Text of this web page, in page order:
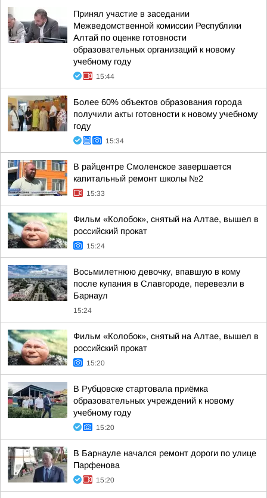
Принял участие в заседании
Межведомственной комиссии Республики
Алтай по оценке готовности
образовательных организаций к новому
учебному году
15:44
Более 60% объектов образования города
получили акты готовности к новому учебному
году
15:34
В райцентре Смоленское завершается
капитальный ремонт школы №2
15:33
Фильм «Колобок», снятый на Алтае, вышел в
российский прокат
15:24
Восьмилетнюю девочку, впавшую в кому
после купания в Славгороде, перевезли в
Барнаул
15:24
Фильм «Колобок», снятый на Алтае, вышел в
российский прокат
15:20
В Рубцовске стартовала приёмка
образовательных учреждений к новому
учебному году
15:20
В Барнауле начался ремонт дороги по улице
Парфенова
15:20